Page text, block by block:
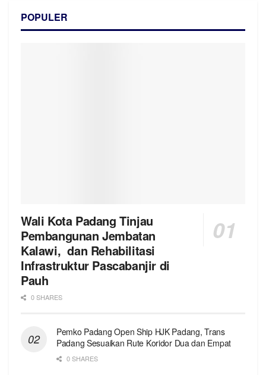
POPULER
Wali Kota Padang Tinjau
Pembangunan Jembatan
Kalawi, dan Rehabilitasi
Infrastruktur Pascabanjir di
Pauh
0 SHARES
Pemko Padang Open Ship HJK Padang, Trans
Padang Sesuaikan Rute Koridor Dua dan Empat
0 SHARES